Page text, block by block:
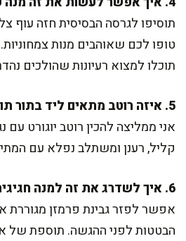
תוסיפו לגרסה הבסיסית חזה עוף
טופו לכם שאוהבים מנות
תוכלו למצוא רעיונות שהולכים
5. איזה רוטב מתאים ליד בתור תוספת?
אני ממליצה להכין רוטב יוגורט עם
קליל, רענן ומשתלב נפלא עם
6. איך לשדרג את זה למנה חגיגית?
אפשר לפזר גבינת פרמזן מגוררת
הבטטות לפני ההגשה. תוספת של